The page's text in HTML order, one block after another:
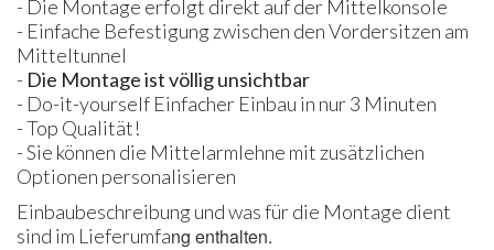
- Die Montage erfolgt direkt auf der Mittelkonsole
- Einfache Befestigung zwischen den Vordersitzen am
Mitteltunnel
- Die Montage ist völlig unsichtbar
- Do-it-yourself Einfacher Einbau in nur 3 Minuten
- Top Qualität!
- Sie können die Mittelarmlehne mit zusätzlichen
Optionen personalisieren
Einbaubeschreibung und was für die Montage dient
sind im Lieferumfa​ng enthalten.